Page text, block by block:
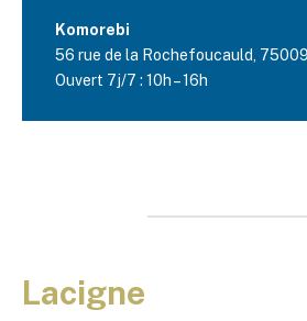
Komorebi
56 rue de la Rochefoucauld,
Ouvert 7j/7 : 10h – 16h
Lacigne